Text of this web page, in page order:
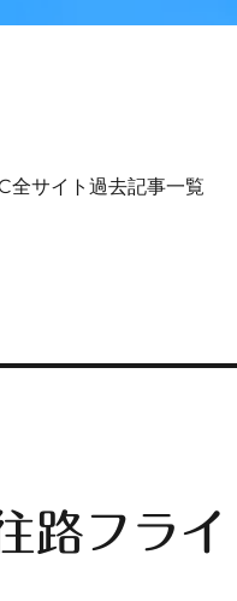
全サイト過去記事一覧
路フライ